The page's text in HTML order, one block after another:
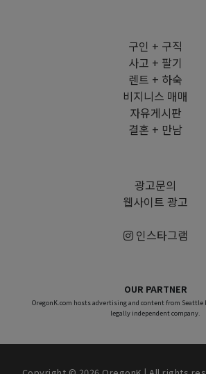
구인 + 구직
사고 + 팔기
렌트 + 하숙
비지니스 매매
자유게시판
결혼 + 만남
광고문의
웹사이트 광고
인스타그램
OUR PARTNER
OregonK.com hosts advertising and content from Seattle
legally independent company.